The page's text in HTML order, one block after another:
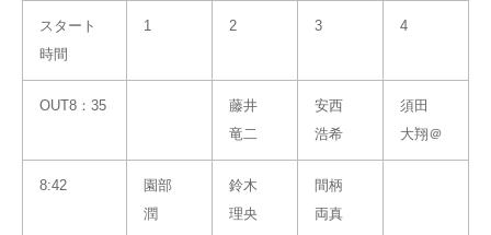
スタート
時間
1 2 3 4
OUT8：35
藤井
竜二
安西
浩希
須田
大翔＠
8:42
園部
潤
鈴木
理央
間柄
両真